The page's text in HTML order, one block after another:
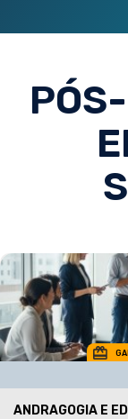
ANDRAGOGIA E